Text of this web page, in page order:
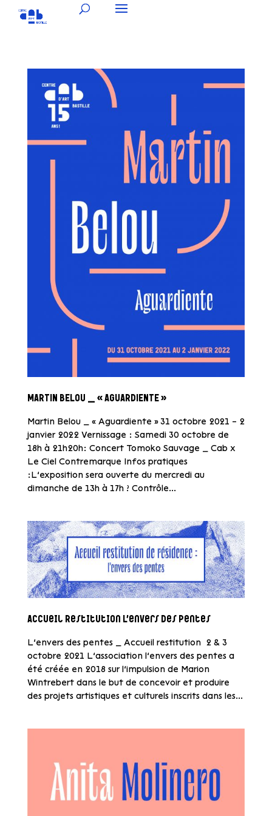
MARTIN BELOU _ « AGUARDIENTE »
Martin Belou _ « Aguardiente » 31 octobre 2021 – 2
janvier 2022 Vernissage : Samedi 30 octobre de
18h à 21h20h: Concert Tomoko Sauvage _ Cab x
Le Ciel Contremarque Infos pratiques
:L’exposition sera ouverte du mercredi au
dimanche de 13h à 17h ? Contrôle...
Accueil Restitution L’envers des pentes
L’envers des pentes _ Accueil restitution 2 & 3
octobre 2021 L’association l’envers des pentes a
été créée en 2018 sur l’impulsion de Marion
Wintrebert dans le but de concevoir et produire
des projets artistiques et culturels inscrits dans les...